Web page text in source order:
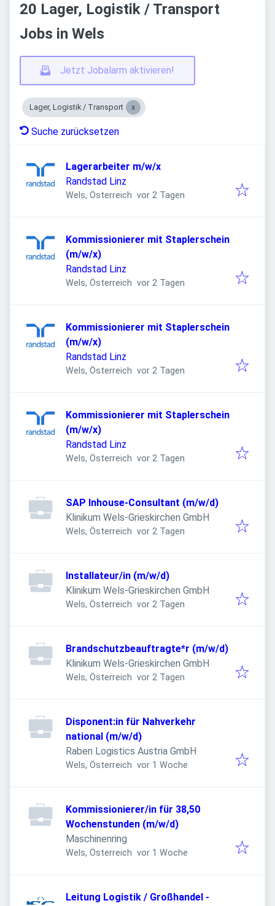
20 Lager, Logistik / Transport
Jobs in Wels
Jetzt Jobalarm aktivieren!
Lager, Logistik / Transport
Suche zurücksetzen
Lagerarbeiter m/w/x
Randstad Linz
Wels, Österreich Veröffentlicht
vor 2 Tagen
Kommissionierer mit Staplerschein
(m/w/x)
Randstad Linz
Wels, Österreich Veröffentlicht
vor 2 Tagen
Kommissionierer mit Staplerschein
(m/w/x)
Randstad Linz
Wels, Österreich Veröffentlicht
vor 2 Tagen
Kommissionierer mit Staplerschein
(m/w/x)
Randstad Linz
Wels, Österreich Veröffentlicht
vor 2 Tagen
SAP Inhouse-Consultant (m/w/d)
Klinikum Wels-Grieskirchen GmbH
Wels, Österreich Veröffentlicht
vor 2 Tagen
Installateur/in (m/w/d)
Klinikum Wels-Grieskirchen GmbH
Wels, Österreich Veröffentlicht
vor 2 Tagen
Brandschutzbeauftragte*r (m/w/d)
Klinikum Wels-Grieskirchen GmbH
Wels, Österreich Veröffentlicht
vor 2 Tagen
Disponent:in für Nahverkehr
national (m/w/d)
Raben Logistics Austria GmbH
Wels, Österreich Veröffentlicht
vor 1 Woche
Kommissionierer/in für 38,50
Wochenstunden (m/w/d)
Maschinenring
Wels, Österreich Veröffentlicht
vor 1 Woche
Leitung Logistik / Großhandel -